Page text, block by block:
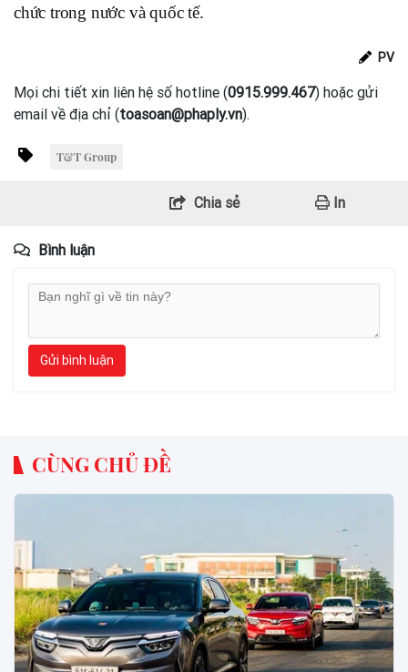
chức trong nước và quốc tế.
PV
Mọi chi tiết xin liên hệ số hotline (0915.999.467) hoặc gửi
email về địa chỉ (toasoan@phaply.vn).
T&T Group
Chia sẻ In
Bình luận
Gửi bình luận
CÙNG CHỦ ĐỀ